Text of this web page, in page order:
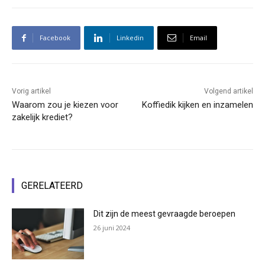
Facebook Linkedin Email
Vorig artikel
Waarom zou je kiezen voor
zakelijk krediet?
Volgend artikel
Koffiedik kijken en inzamelen
GERELATEERD
Dit zijn de meest gevraagde beroepen
26 juni 2024